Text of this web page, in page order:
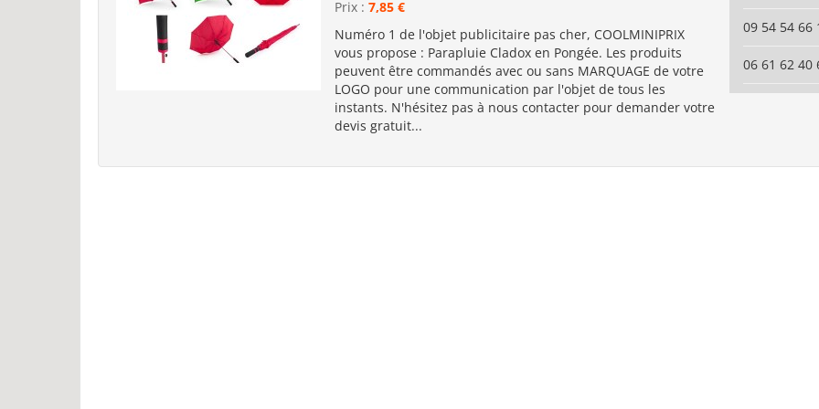
Prix : 7,85 €
Numéro 1 de l'objet publicitaire pas cher, COOLMINIPRIX
vous propose : Parapluie Cladox en Pongée. Les produits
peuvent être commandés avec ou sans MARQUAGE de votre
LOGO pour une communication par l'objet de tous les
instants. N'hésitez pas à nous contacter pour demander votre
devis gratuit...
09 54 54 66
06 61 62 40